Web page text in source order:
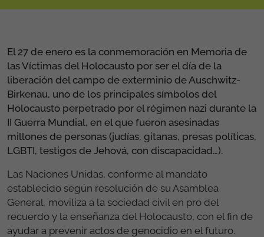
El 27 de enero es la conmemoración en Memoria de
las Víctimas del Holocausto por ser el día de la
liberación del campo de exterminio de Auschwitz-
Birkenau, uno de los principales símbolos del
Holocausto perpetrado por el régimen nazi durante la
II Guerra Mundial, en el que fueron asesinadas
millones de personas (judías, gitanas, presas políticas,
LGBTI, testigos de Jehová, con discapacidad…).
Las Naciones Unidas, conforme al mandato
establecido según resolución de su Asamblea
General, moviliza a la sociedad civil en pro del
recuerdo y la enseñanza del Holocausto, con el fin de
ayudar a prevenir actos de genocidio en el futuro.